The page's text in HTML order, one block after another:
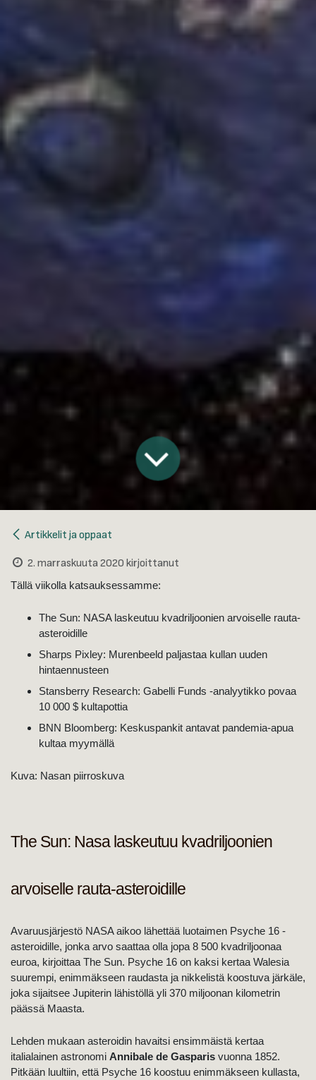
Artikkelit ja oppaat
2. marraskuuta 2020 kirjoittanut
Tällä viikolla katsauksessamme:
The Sun: NASA laskeutuu kvadriljoonien arvoiselle rauta-
asteroidille
Sharps Pixley: Murenbeeld paljastaa kullan uuden
hintaennusteen
Stansberry Research: Gabelli Funds -analyytikko povaa
10 000 $ kultapottia
BNN Bloomberg: Keskuspankit antavat pandemia-apua
kultaa myymällä
Kuva: Nasan piirroskuva
The Sun: Nasa laskeutuu kvadriljoonien
arvoiselle rauta-asteroidille
Avaruusjärjestö NASA aikoo lähettää luotaimen Psyche 16 -
asteroidille, jonka arvo saattaa olla jopa 8 500 kvadriljoonaa
euroa, kirjoittaa The Sun. Psyche 16 on kaksi kertaa Walesia
suurempi, enimmäkseen raudasta ja nikkelistä koostuva järkäle,
joka sijaitsee Jupiterin lähistöllä yli 370 miljoonan kilometrin
päässä Maasta.
Lehden mukaan asteroidin havaitsi ensimmäistä kertaa
italialainen astronomi Annibale de Gasparis vuonna 1852.
Pitkään luultiin, että Psyche 16 koostuu enimmäkseen kullasta,